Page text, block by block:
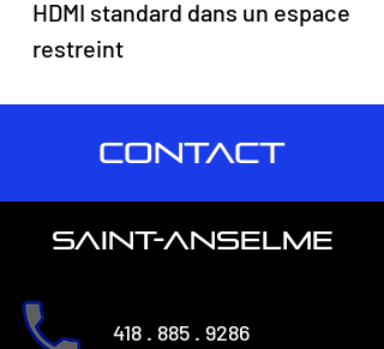
HDMI standard dans un espace
restreint
CONTACT
saint-anselme
418 . 885 . 9286